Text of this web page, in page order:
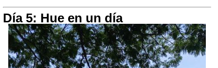
Día 5: Hue en un día